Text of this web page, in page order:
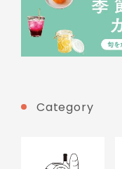
Category